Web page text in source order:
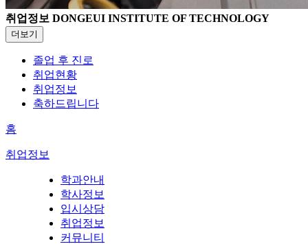
취업정보 DONGEUI INSTITUTE OF TECHNOLOGY
더보기
졸업 후 진로
취업현황
취업정보
축하드립니다
홈
취업정보
학과안내
학사정보
입시상담
취업정보
커뮤니티